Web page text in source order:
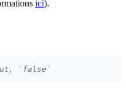
ici).
`false`